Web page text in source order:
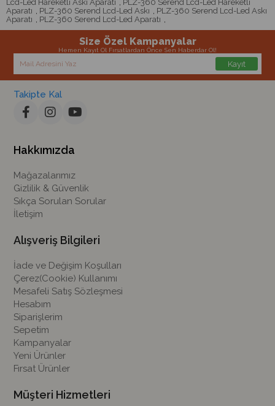
Lcd-Led Hareketli Askı Aparatı , PLZ-360 Serend Lcd-Led Hareketli
Aparatı , PLZ-360 Serend Lcd-Led Askı , PLZ-360 Serend Lcd-Led Askı
Aparatı , PLZ-360 Serend Lcd-Led Aparatı ,
Size Özel Kampanyalar
Hemen Kayıt Ol Fırsatlardan Önce Sen Haberdar Ol!
Kayıt
Takipte Kal
Hakkımızda
Mağazalarımız
Gizlilik & Güvenlik
Sıkça Sorulan Sorular
İletişim
Alışveriş Bilgileri
İade ve Değişim Koşulları
Çerez(Cookie) Kullanımı
Mesafeli Satış Sözleşmesi
Hesabım
Siparişlerim
Sepetim
Kampanyalar
Yeni Ürünler
Fırsat Ürünler
Müşteri Hizmetleri